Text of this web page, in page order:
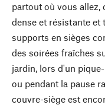
partout où vous allez,
dense et résistante et
supports en sièges
des soirées fraîches
jardin, lors d'un
ou pendant la pause
couvre-siège est